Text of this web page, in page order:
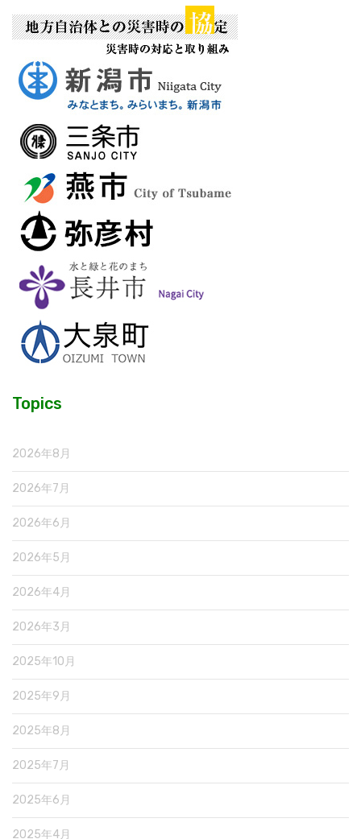
Topics
2026年8月
2026年7月
2026年6月
2026年5月
2026年4月
2026年3月
2025年10月
2025年9月
2025年8月
2025年7月
2025年6月
2025年4月